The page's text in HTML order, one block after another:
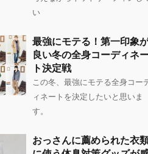
い
最強にモテる！第一印象
良い冬の全身コーディネ
ト決定戦
この冬、最強にモテる全身コー
ィネートを決定したいと思いま
す。
おっさんに薦められた衣